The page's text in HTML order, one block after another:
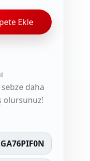
Ekle
daha
olursunuz!